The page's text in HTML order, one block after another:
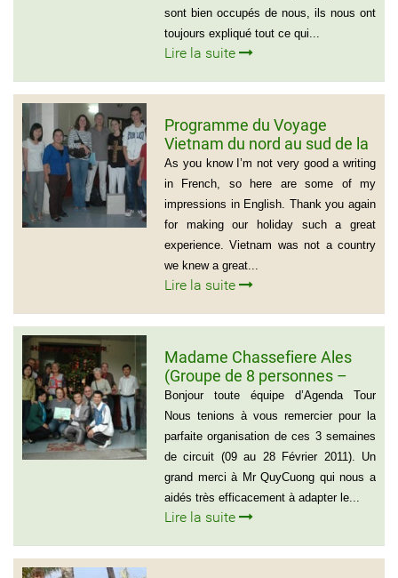
sont bien occupés de nous, ils nous ont
toujours expliqué tout ce qui...
Lire la suite
Programme du Voyage
Vietnam du nord au sud de la
famille de Vivien Schydlawsky
As you know I’m not very good a writing
in French, so here are some of my
impressions in English. Thank you again
for making our holiday such a great
experience. Vietnam was not a country
we knew a great...
Lire la suite
Madame Chassefiere Ales
(Groupe de 8 personnes –
Voyage du Nord au Sud
Vietnam)
Bonjour toute équipe d’Agenda Tour
Nous tenions à vous remercier pour la
parfaite organisation de ces 3 semaines
de circuit (09 au 28 Février 2011). Un
grand merci à Mr QuyCuong qui nous a
aidés très efficacement à adapter le...
Lire la suite